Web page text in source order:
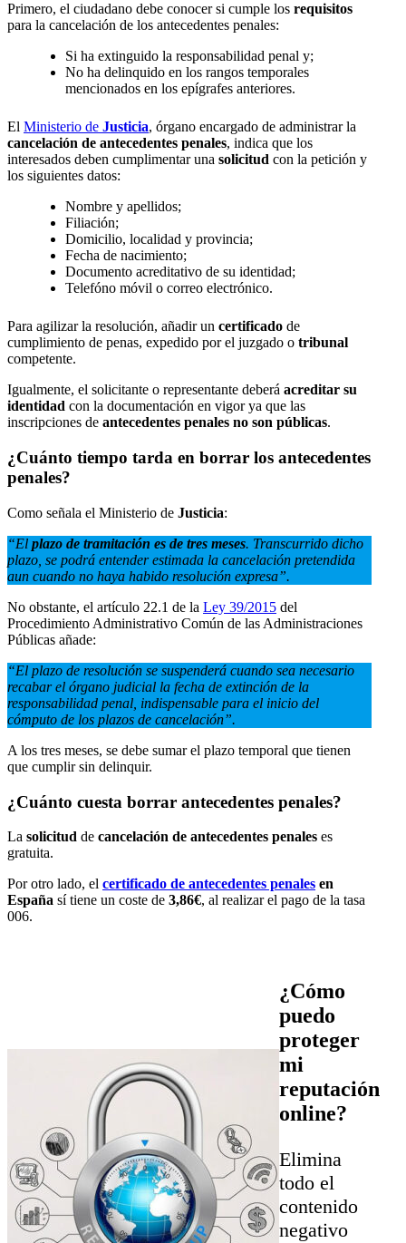
Primero, el ciudadano debe conocer si cumple los requisitos
para la cancelación de los antecedentes penales:
Si ha extinguido la responsabilidad penal y;
No ha delinquido en los rangos temporales
mencionados en los epígrafes anteriores.
El Ministerio de Justicia, órgano encargado de administrar la
cancelación de antecedentes penales, indica que los
interesados deben cumplimentar una solicitud con la petición y
los siguientes datos:
Nombre y apellidos;
Filiación;
Domicilio, localidad y provincia;
Fecha de nacimiento;
Documento acreditativo de su identidad;
Telefóno móvil o correo electrónico.
Para agilizar la resolución, añadir un certificado de
cumplimiento de penas, expedido por el juzgado o tribunal
competente.
Igualmente, el solicitante o representante deberá acreditar su
identidad con la documentación en vigor ya que las
inscripciones de antecedentes penales no son públicas.
¿Cuánto tiempo tarda en borrar los antecedentes
penales?
Como señala el Ministerio de Justicia:
“El plazo de tramitación es de tres meses. Transcurrido dicho
plazo, se podrá entender estimada la cancelación pretendida
aun cuando no haya habido resolución expresa”.
No obstante, el artículo 22.1 de la Ley 39/2015 del
Procedimiento Administrativo Común de las Administraciones
Públicas añade:
“El plazo de resolución se suspenderá cuando sea necesario
recabar el órgano judicial la fecha de extinción de la
responsabilidad penal, indispensable para el inicio del
cómputo de los plazos de cancelación”.
A los tres meses, se debe sumar el plazo temporal que tienen
que cumplir sin delinquir.
¿Cuánto cuesta borrar antecedentes penales?
La solicitud de cancelación de antecedentes penales es
gratuita.
Por otro lado, el certificado de antecedentes penales en
España sí tiene un coste de 3,86€, al realizar el pago de la tasa
006.
¿Cómo
puedo
proteger
mi
reputación
online?
Elimina
todo el
contenido
negativo